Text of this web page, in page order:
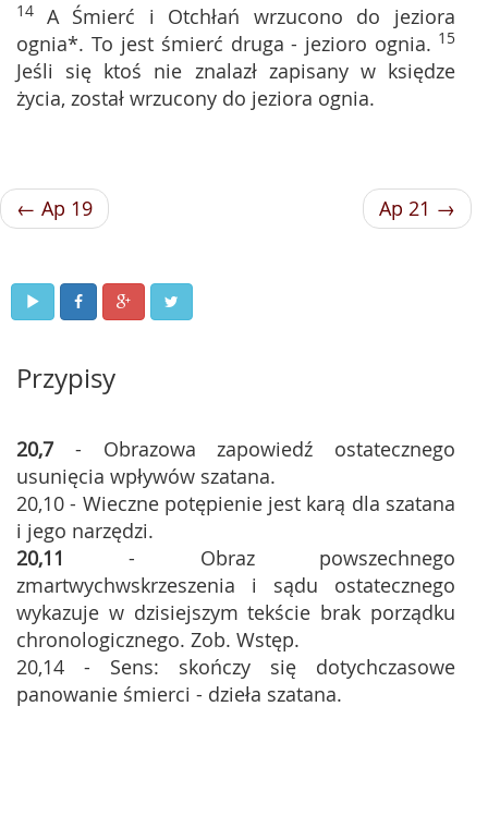
14 A Śmierć i Otchłań wrzucono do jeziora
ognia*. To jest śmierć druga - jezioro ognia. 15
Jeśli się ktoś nie znalazł zapisany w księdze
życia, został wrzucony do jeziora ognia.
← Ap 19 Ap 21 →
Przypisy
20,7- Obrazowa zapowiedź ostatecznego
usunięcia wpływów szatana.
20,10 - Wieczne potępienie jest karą dla szatana
i jego narzędzi.
20,11
- Obraz powszechnego
zmartwychwskrzeszenia i sądu ostatecznego
wykazuje w dzisiejszym tekście brak porządku
chronologicznego. Zob. Wstęp.
20,14 - Sens: skończy się dotychczasowe
panowanie śmierci - dzieła szatana.